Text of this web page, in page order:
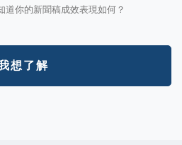
你的新聞稿成效表現如何？
想了解